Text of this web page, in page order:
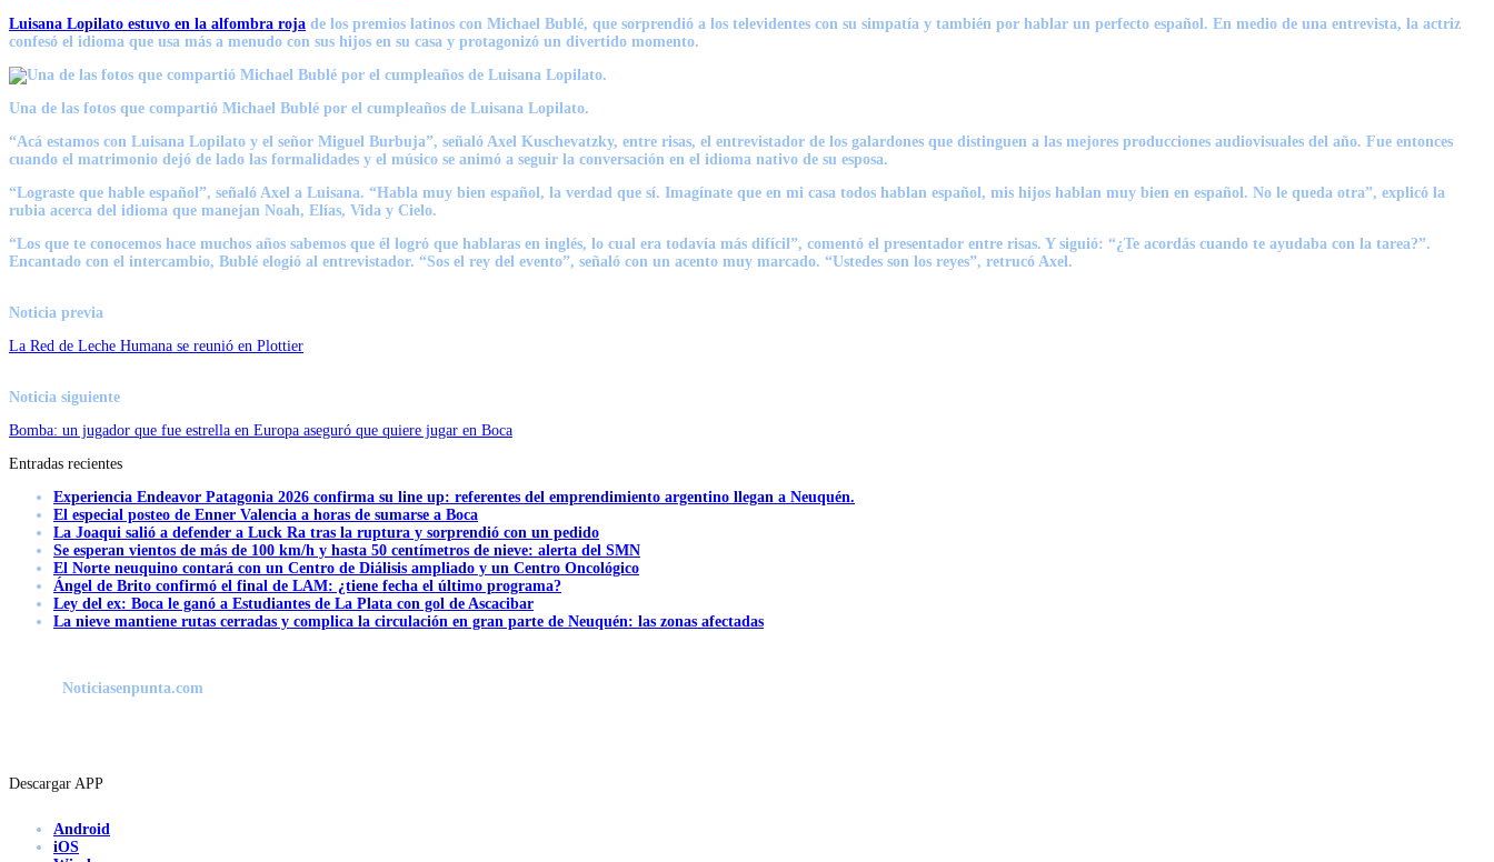
Luisana Lopilato estuvo en la alfombra roja de los premios latinos con Michael Bublé, que sorprendió a los televidentes con su simpatía y también por hablar un perfecto español. En medio de una entrevista, la actriz
confesó el idioma que usa más a menudo con sus hijos en su casa y protagonizó un divertido momento.
Una de las fotos que compartió Michael Bublé por el cumpleaños de Luisana Lopilato.
“Acá estamos con Luisana Lopilato y el señor Miguel Burbuja”, señaló Axel Kuschevatzky, entre risas, el entrevistador de los galardones que distinguen a las mejores producciones audiovisuales del año. Fue entonces
cuando el matrimonio dejó de lado las formalidades y el músico se animó a seguir la conversación en el idioma nativo de su esposa.
“Lograste que hable español”, señaló Axel a Luisana. “Habla muy bien español, la verdad que sí. Imagínate que en mi casa todos hablan español, mis hijos hablan muy bien en español. No le queda otra”, explicó la
rubia acerca del idioma que manejan Noah, Elías, Vida y Cielo.
“Los que te conocemos hace muchos años sabemos que él logró que hablaras en inglés, lo cual era todavía más difícil”, comentó el presentador entre risas. Y siguió: “¿Te acordás cuando te ayudaba con la tarea?”.
Encantado con el intercambio, Bublé elogió al entrevistador. “Sos el rey del evento”, señaló con un acento muy marcado. “Ustedes son los reyes”, retrucó Axel.
Noticia previa
La Red de Leche Humana se reunió en Plottier
Noticia siguiente
Bomba: un jugador que fue estrella en Europa aseguró que quiere jugar en Boca
Entradas recientes
Experiencia Endeavor Patagonia 2026 confirma su line up: referentes del emprendimiento argentino llegan a Neuquén.
El especial posteo de Enner Valencia a horas de sumarse a Boca
La Joaqui salió a defender a Luck Ra tras la ruptura y sorprendió con un pedido
Se esperan vientos de más de 100 km/h y hasta 50 centímetros de nieve: alerta del SMN
El Norte neuquino contará con un Centro de Diálisis ampliado y un Centro Oncológico
Ángel de Brito confirmó el final de LAM: ¿tiene fecha el último programa?
Ley del ex: Boca le ganó a Estudiantes de La Plata con gol de Ascacibar
La nieve mantiene rutas cerradas y complica la circulación en gran parte de Neuquén: las zonas afectadas
Noticiasenpunta.com
Descargar APP
Android
iOS